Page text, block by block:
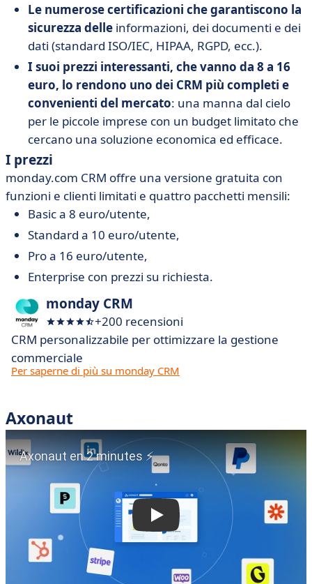
Le numerose certificazioni che garantiscono la
sicurezza delle informazioni, dei documenti e dei
dati (standard ISO/IEC, HIPAA, RGPD, ecc.).
I suoi prezzi interessanti, che vanno da 8 a 16
euro, lo rendono uno dei CRM più completi e
convenienti del mercato: una manna dal cielo
per le piccole imprese con un budget limitato che
cercano una soluzione economica ed efficace.
I prezzi
monday.com CRM offre una versione gratuita con
funzioni e clienti limitati e quattro pacchetti mensili:
Basic a 8 euro/utente,
Standard a 10 euro/utente,
Pro a 16 euro/utente,
Enterprise con prezzi su richiesta.
monday CRM
+200 recensioni
CRM personalizzabile per ottimizzare la gestione
commerciale
Per saperne di più su monday CRM
Axonaut